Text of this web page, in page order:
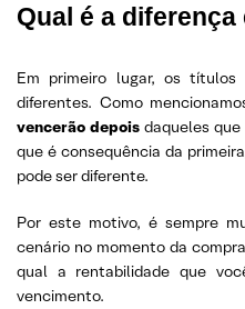
Qual é a diferença
Em primeiro lugar, os títulos
diferentes. Como
vencerão depois daqueles
que é consequência da
pode ser diferente.
Por este motivo, é sempre
cenário no momento da
qual a rentabilidade que
vencimento.